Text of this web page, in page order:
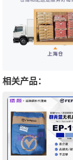
相关产品：